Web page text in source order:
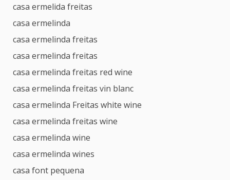
casa ermelida freitas
casa ermelinda
casa ermelinda freitas
casa ermelinda freitas
casa ermelinda freitas red wine
casa ermelinda freitas vin blanc
casa ermelinda Freitas white wine
casa ermelinda freitas wine
casa ermelinda wine
casa ermelinda wines
casa font pequena